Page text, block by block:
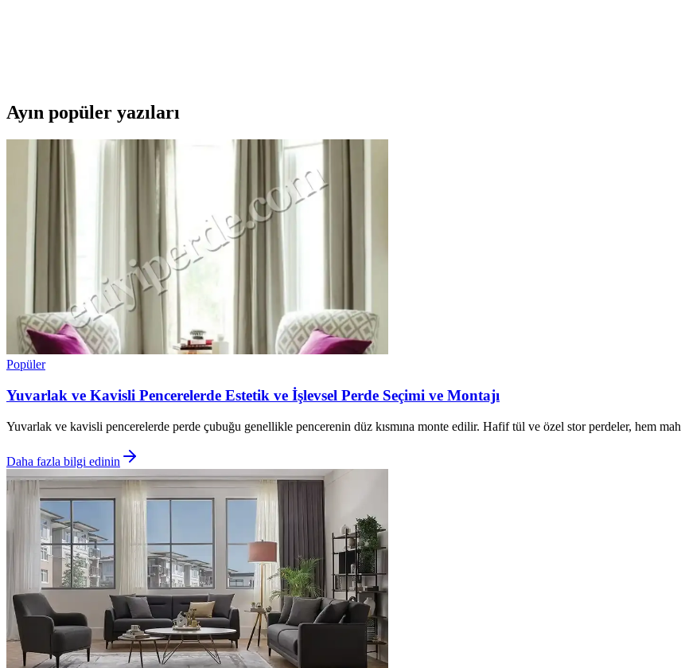
Ayın popüler yazıları
Popüler
Yuvarlak ve Kavisli Pencerelerde Estetik ve İşlevsel Perde Seçimi ve Montajı
Yuvarlak ve kavisli pencerelerde perde çubuğu genellikle pencerenin düz kısmına monte edilir. Hafif tül ve özel stor perdeler, hem
Daha fazla bilgi edinin